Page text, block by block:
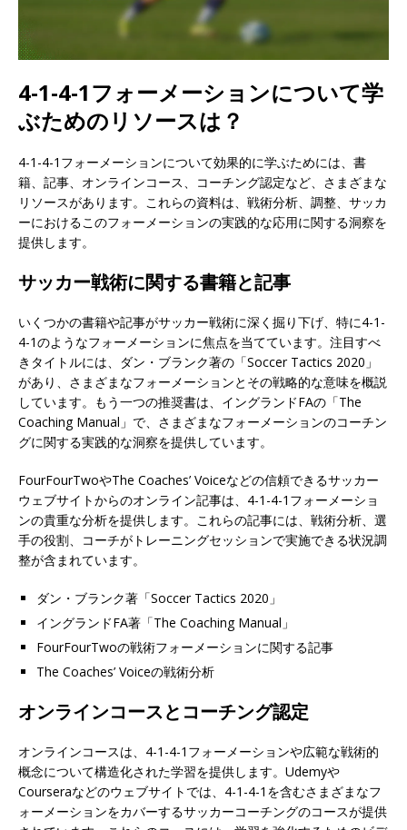
4-1-4-1フォーメーションについて学
ぶためのリソースは？
4-1-4-1フォーメーションについて効果的に学ぶためには、書
籍、記事、オンラインコース、コーチング認定など、さまざまな
リソースがあります。これらの資料は、戦術分析、調整、サッカ
ーにおけるこのフォーメーションの実践的な応用に関する洞察を
提供します。
サッカー戦術に関する書籍と記事
いくつかの書籍や記事がサッカー戦術に深く掘り下げ、特に4-1-
4-1のようなフォーメーションに焦点を当てています。注目すべ
きタイトルには、ダン・ブランク著の「Soccer Tactics 2020」
があり、さまざまなフォーメーションとその戦略的な意味を概説
しています。もう一つの推奨書は、イングランドFAの「The
Coaching Manual」で、さまざまなフォーメーションのコーチン
グに関する実践的な洞察を提供しています。
FourFourTwoやThe Coaches’ Voiceなどの信頼できるサッカー
ウェブサイトからのオンライン記事は、4-1-4-1フォーメーショ
ンの貴重な分析を提供します。これらの記事には、戦術分析、選
手の役割、コーチがトレーニングセッションで実施できる状況調
整が含まれています。
ダン・ブランク著「Soccer Tactics 2020」
イングランドFA著「The Coaching Manual」
FourFourTwoの戦術フォーメーションに関する記事
The Coaches’ Voiceの戦術分析
オンラインコースとコーチング認定
オンラインコースは、4-1-4-1フォーメーションや広範な戦術的
概念について構造化された学習を提供します。Udemyや
Courseraなどのウェブサイトでは、4-1-4-1を含むさまざまなフ
ォーメーションをカバーするサッカーコーチングのコースが提供